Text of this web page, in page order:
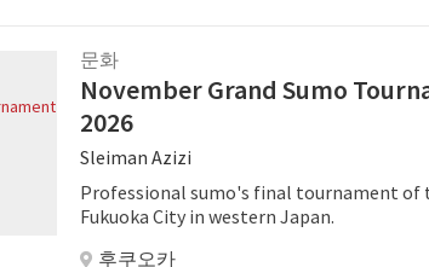
문화
November Grand Sumo
2026
Sleiman Azizi
Professional sumo's final tournament of
Fukuoka City in western Japan.
후쿠오카